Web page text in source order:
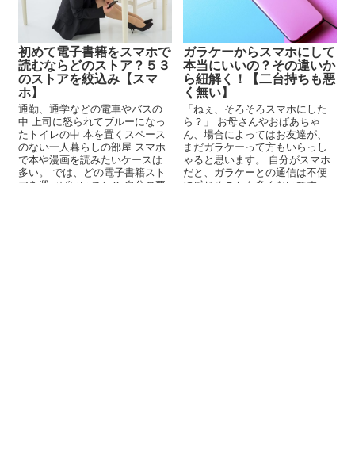
初めて電子書籍をスマホで
読むならどのストア？５３
のストアを絞込み【スマ
ホ】
通勤、通学などの電車やバスの
中 上司に怒られてブルーになっ
たトイレの中 本を置くスペース
のない一人暮らしの部屋 スマホ
で本や漫画を読みたいケースは
多い。 では、どの電子書籍スト
アを選べばいいのか？ 自分の要
ガラケーからスマホにして
本当にいいの？その違いか
ら紐解く！【二台持ちも悪
く無い】
「ねぇ、そろそろスマホにした
ら？」 お母さんやおばあちゃ
ん、場合によってはお友達が、
まだガラケーって方もいらっし
ゃると思います。 自分がスマホ
だと、ガラケーとの通信は不便
に感じることも多くないです